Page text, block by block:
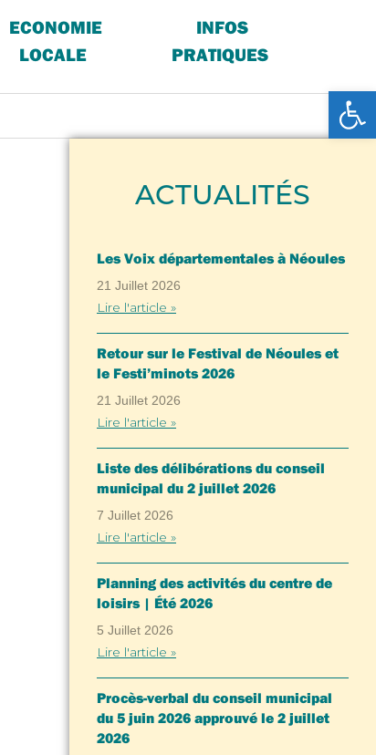
ECONOMIE
LOCALE
INFOS
PRATIQUES
ACTUALITÉS
Les Voix départementales à Néoules
21 Juillet 2026
Lire l'article »
Retour sur le Festival de Néoules et
le Festi’minots 2026
21 Juillet 2026
Lire l'article »
Liste des délibérations du conseil
municipal du 2 juillet 2026
7 Juillet 2026
Lire l'article »
Planning des activités du centre de
loisirs | Été 2026
5 Juillet 2026
Lire l'article »
Procès-verbal du conseil municipal
du 5 juin 2026 approuvé le 2 juillet
2026